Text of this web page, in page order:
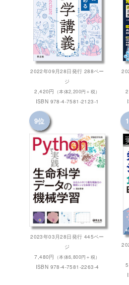
2022年09月28日発行 288ペー
ジ
2,420円
（本体2,200円＋税）
ISBN 978-4-7581-2123-1
9位
2023年03月28日発行 445ペー
ジ
7,480円
（本体6,800円＋税）
ISBN 978-4-7581-2263-4